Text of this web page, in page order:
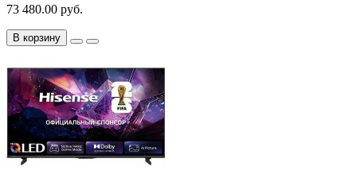
73 480.00 руб.
В корзину